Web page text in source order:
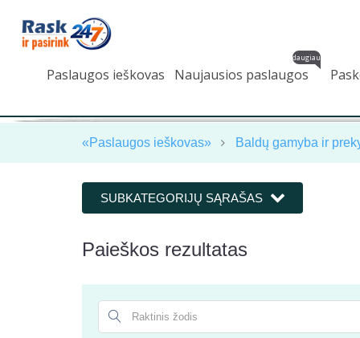
Paslaugos ieškovas Naujausios paslaugos
daugiau
«Paslaugos ieškovas» Baldų gamyba ir
SUBKATEGORIJŲ SĄRAŠAS
Paieškos rezultatas